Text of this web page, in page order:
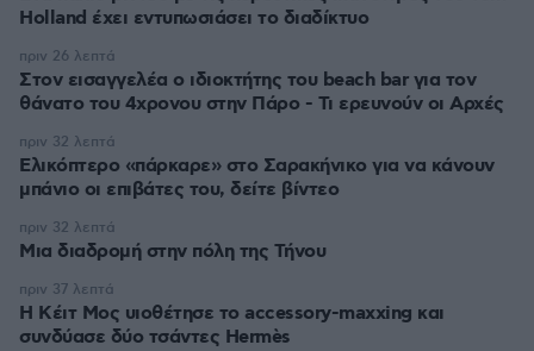
Holland έχει εντυπωσιάσει το διαδίκτυο
Στον εισαγγελέα ο ιδιοκτήτης του beach bar για τον
θάνατο του 4χρονου στην Πάρο - Τι ερευνούν οι Αρχές
πριν 26 λεπτά
Ελικόπτερο «πάρκαρε» στο Σαρακήνικο για να κάνουν
μπάνιο οι επιβάτες του, δείτε βίντεο
πριν 32 λεπτά
Μια διαδρομή στην πόλη της Τήνου
πριν 32 λεπτά
Η Κέιτ Μος υιοθέτησε τo accessory-maxxing και
συνδύασε δύο τσάντες Hermès
πριν 37 λεπτά